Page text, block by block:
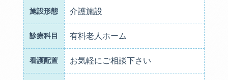
施設形態 介護施設
診療科目 有料老人ホーム
看護配置 お気軽にご相談下さい